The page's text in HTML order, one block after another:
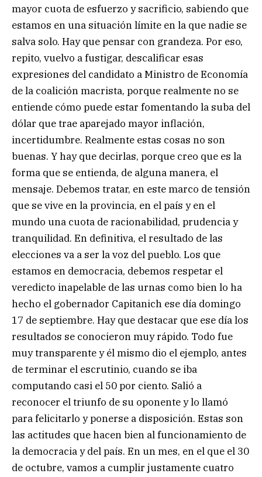
mayor cuota de esfuerzo y sacrificio, sabiendo que
estamos en una situación límite en la que nadie se
salva solo. Hay que pensar con grandeza. Por eso,
repito, vuelvo a fustigar, descalificar esas
expresiones del candidato a Ministro de Economía
de la coalición macrista, porque realmente no se
entiende cómo puede estar fomentando la suba del
dólar que trae aparejado mayor inflación,
incertidumbre. Realmente estas cosas no son
buenas. Y hay que decirlas, porque creo que es la
forma que se entienda, de alguna manera, el
mensaje. Debemos tratar, en este marco de tensión
que se vive en la provincia, en el país y en el
mundo una cuota de racionabilidad, prudencia y
tranquilidad. En definitiva, el resultado de las
elecciones va a ser la voz del pueblo. Los que
estamos en democracia, debemos respetar el
veredicto inapelable de las urnas como bien lo ha
hecho el gobernador Capitanich ese día domingo
17 de septiembre. Hay que destacar que ese día los
resultados se conocieron muy rápido. Todo fue
muy transparente y él mismo dio el ejemplo, antes
de terminar el escrutinio, cuando se iba
computando casi el 50 por ciento. Salió a
reconocer el triunfo de su oponente y lo llamó
para felicitarlo y ponerse a disposición. Estas son
las actitudes que hacen bien al funcionamiento de
la democracia y del país. En un mes, en el que el 30
de octubre, vamos a cumplir justamente cuatro